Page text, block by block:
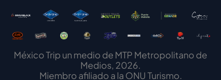
México Trip un medio de MTP Metropolitano de
Medios, 2026.
Miembro afiliado a la ONU Turismo.